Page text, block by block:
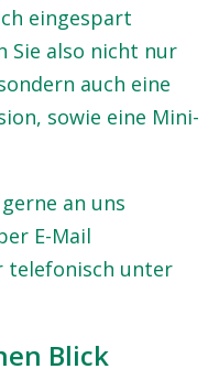
eingespart
Sie also nicht nur
auch eine
sowie eine Mini-
an uns
E-Mail
telefonisch unter
Blick